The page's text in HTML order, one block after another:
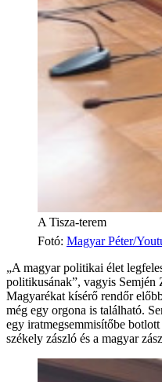
A Tisza-terem
Fotó: Magyar Péter/
„A magyar politikai élet
politikusának”, vagyis Semjén
Magyarékat kísérő rendőr
még egy orgona is található.
egy iratmegsemmisítőbe
székely zászló és a magyar